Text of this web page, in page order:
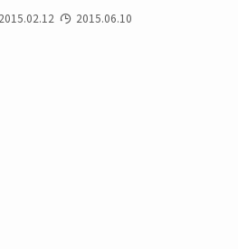
2015.02.12 2015.06.10